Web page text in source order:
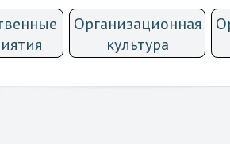
Организационная
культурa